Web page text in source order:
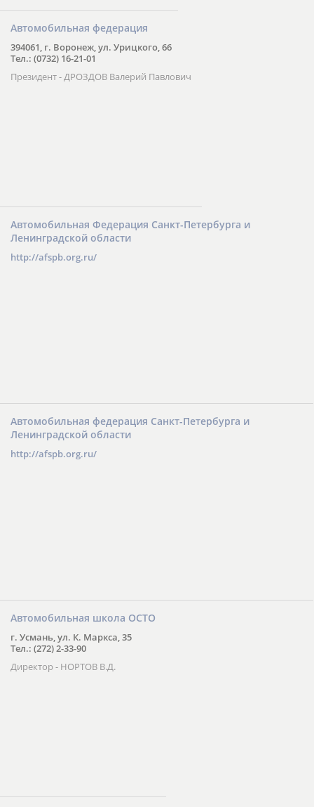
Автомобильная федерация
394061, г. Воронеж, ул. Урицкого, 66
Тел.: (0732) 16-21-01
Президент - ДРОЗДОВ Валерий Павлович
Автомобильная Федерация Санкт-Петербурга и
Ленинградской области
http://afspb.org.ru/
Автомобильная федерация Санкт-Петербурга и
Ленинградской области
http://afspb.org.ru/
Автомобильная школа ОСТО
г. Усмань, ул. К. Маркса, 35
Тел.: (272) 2-33-90
Директор - НОРТОВ В.Д.